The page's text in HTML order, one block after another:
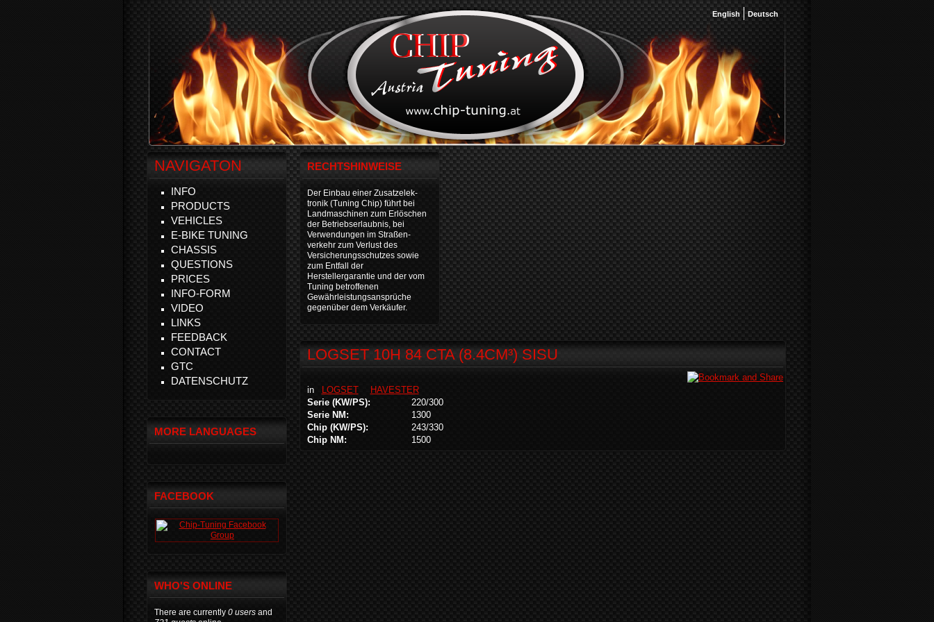
English Deutsch
RECHTSHINWEISE
Der Einbau einer Zusatzelek-
tronik (Tuning Chip) führt bei
Landmaschinen zum Erlöschen
der Betriebserlaubnis, bei
Verwendungen im Straßen-
verkehr zum Verlust des
Versicherungsschutzes sowie
zum Entfall der
Herstellergarantie und der vom
Tuning betroffenen
Gewährleistungsansprüche
gegenüber dem Verkäufer.
LOGSET 10H 84 CTA (8.4CM³) SISU
in LOGSET
HAVESTER
Serie (KW/PS):
220/300
Serie NM:
1300
Chip (KW/PS):
243/330
Chip NM:
1500
NAVIGATON
INFO
PRODUCTS
VEHICLES
E-BIKE TUNING
CHASSIS
QUESTIONS
PRICES
INFO-FORM
VIDEO
LINKS
FEEDBACK
CONTACT
GTC
DATENSCHUTZ
MORE LANGUAGES
FACEBOOK
WHO'S ONLINE
There are currently 0 users and